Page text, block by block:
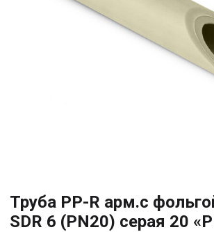
Труба PP-R арм.с
SDR 6 (PN20) серая 20